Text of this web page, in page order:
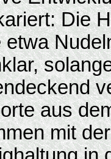
Die
aus
mit